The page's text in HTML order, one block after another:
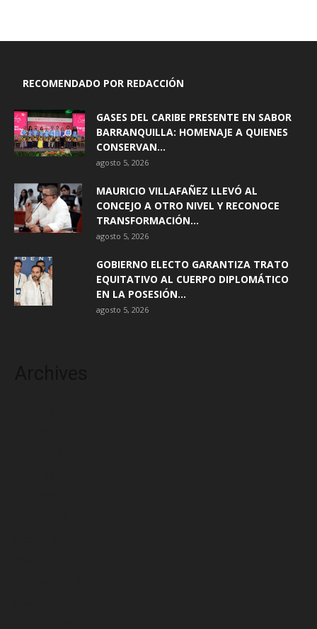
RECOMENDADO POR REDACCIÓN
GASES DEL CARIBE PRESENTE EN SABOR
BARRANQUILLA: HOMENAJE A QUIENES
CONSERVAN...
agosto 5, 2026
MAURICIO VILLAFAÑEZ LLEVÓ AL
CONCEJO A OTRO NIVEL Y RECONOCE
TRANSFORMACIÓN...
agosto 5, 2026
GOBIERNO ELECTO GARANTIZA TRATO
EQUITATIVO AL CUERPO DIPLOMÁTICO
EN LA POSESIÓN...
agosto 5, 2026